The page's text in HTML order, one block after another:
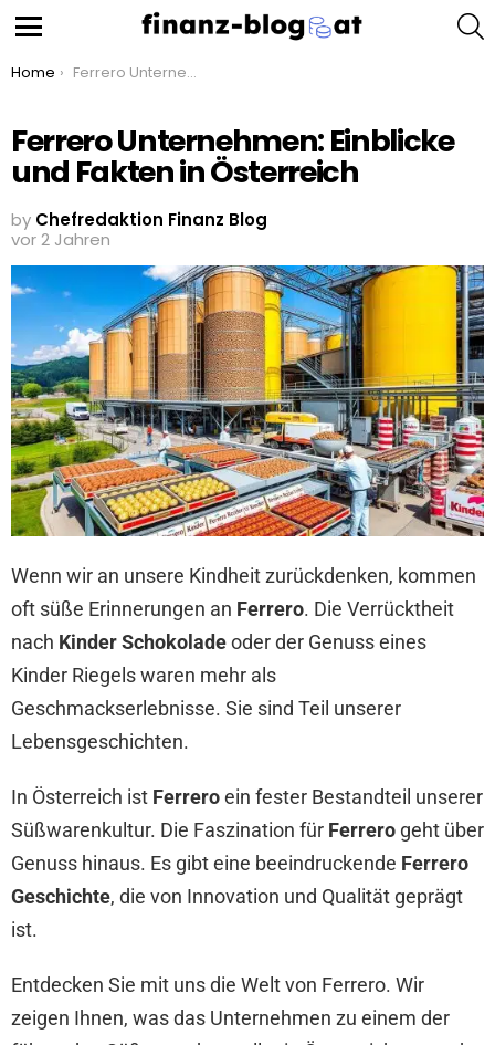
You are here:
Home Ferrero Unternehmen: Einblicke und Fakten in Österreich
Ferrero Unternehmen: Einblicke
und Fakten in Österreich
by Chefredaktion Finanz Blog
vor 2 Jahren
Wenn wir an unsere Kindheit zurückdenken, kommen
oft süße Erinnerungen an Ferrero. Die Verrücktheit
nach Kinder Schokoladeoder der Genuss eines
Kinder Riegels waren mehr als
Geschmackserlebnisse. Sie sind Teil unserer
Lebensgeschichten.
In Österreich ist Ferreroein fester Bestandteil unserer
Süßwarenkultur. Die Faszination für Ferrero geht über
Genuss hinaus. Es gibt eine beeindruckende Ferrero
Geschichte, die von Innovation und Qualität geprägt
ist.
Entdecken Sie mit uns die Welt von Ferrero. Wir
zeigen Ihnen, was das Unternehmen zu einem der